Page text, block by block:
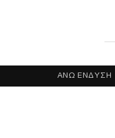
ΑΝΩ ΕΝΔΥΣΗ